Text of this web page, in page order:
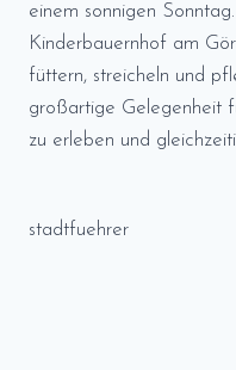
einem sonnigen
Kinderbauernhof am
füttern, streicheln und
großartige Gelegenheit
zu erleben und
stadtfuehrer